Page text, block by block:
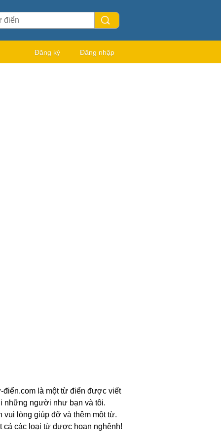
Đăng ký Đăng nhập
điển.com là một từ điển được viết
những người như bạn và tôi.
vui lòng giúp đỡ và thêm một từ.
cả các loại từ được hoan nghênh!